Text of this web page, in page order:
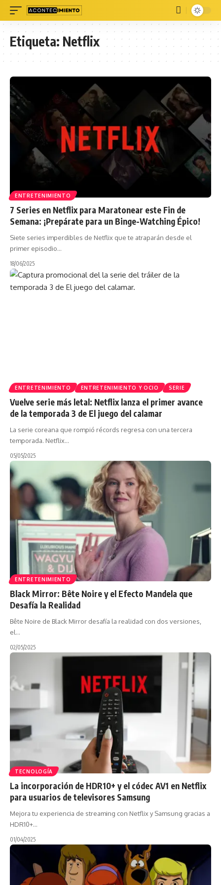
Etiqueta:Netflix
ENTRETENIMIENTO
7 Series en Netflix para Maratonear este Fin de
Semana: ¡Prepárate para un Binge-Watching Épico!
Siete series imperdibles de Netflix que te atraparán desde el
primer episodio…
18/06/2025
ENTRETENIMIENTO ENTRETENIMIENTO Y OCIO SERIE
Vuelve serie más letal: Netflix lanza el primer avance
de la temporada 3 de El juego del calamar
La serie coreana que rompió récords regresa con una tercera
temporada. Netflix…
05/05/2025
ENTRETENIMIENTO
Black Mirror: Bête Noire y el Efecto Mandela que
Desafía la Realidad
Bête Noire de Black Mirror desafía la realidad con dos versiones,
el…
02/05/2025
TECNOLOGÍA
La incorporación de HDR10+ y el códec AV1 en Netflix
para usuarios de televisores Samsung
Mejora tu experiencia de streaming con Netflix y Samsung gracias a
HDR10+…
01/04/2025